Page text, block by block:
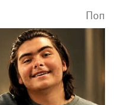
Поп